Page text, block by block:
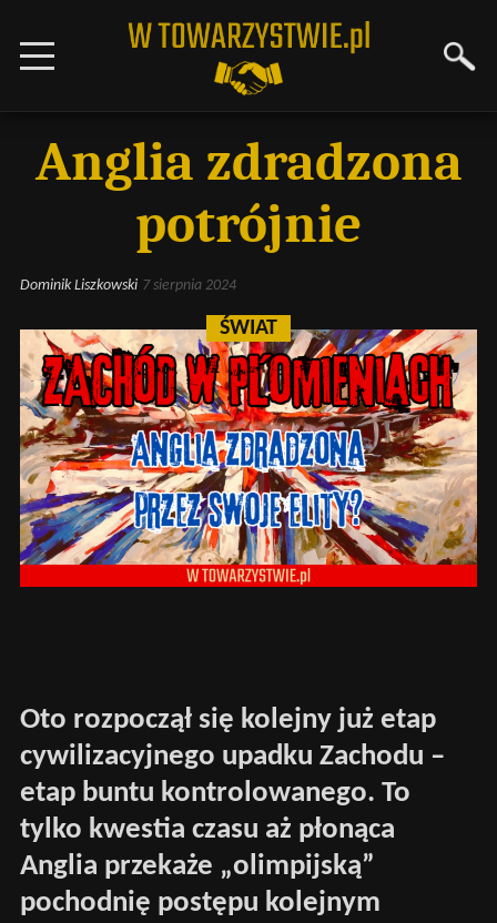
Anglia zdradzona
potrójnie
Dominik Liszkowski 7 sierpnia 2024
ŚWIAT
Oto rozpoczął się kolejny już etap
cywilizacyjnego upadku Zachodu –
etap buntu kontrolowanego. To
tylko kwestia czasu aż płonąca
Anglia przekaże „olimpijską”
pochodnię postępu kolejnym